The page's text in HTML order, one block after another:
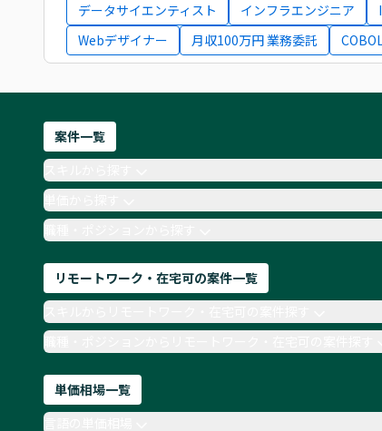
データサイエンティスト
インフラエンジニア
Webデザイナー
月収100万円 業務委託
案件一覧
単価から探す
職種・ポジションから探す
リモートワーク・在宅可の案件一覧
職種・ポジションからリモートワーク・在宅可の案件探す
単価相場一覧